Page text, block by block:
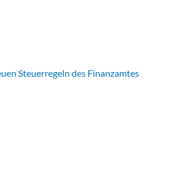
Steuerregeln des Finanzamtes